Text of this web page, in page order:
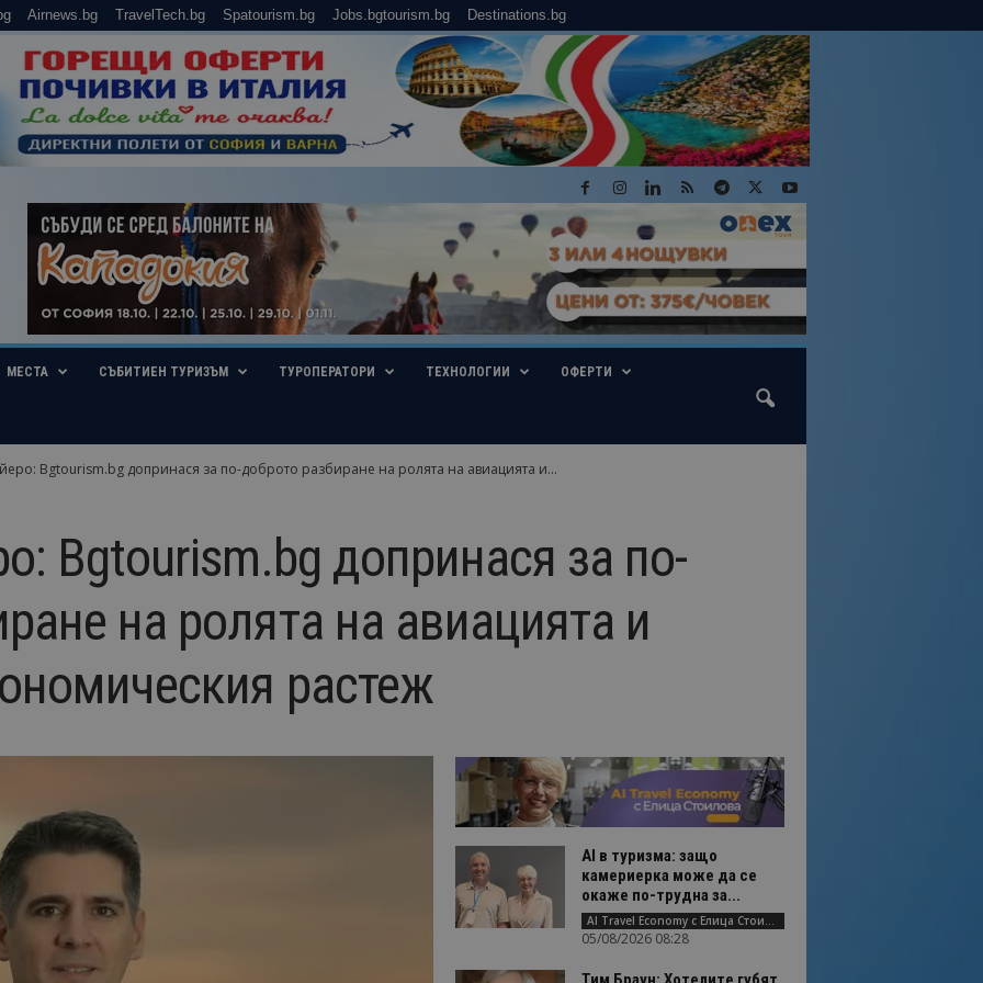
Airnews.bg TravelTech.bg Spatourism.bg Jobs.bgtourism.bg Destinations.bg
МЕСТА СЪБИТИЕН ТУРИЗЪМ ТУРОПЕРАТОРИ ТЕХНОЛОГИИ ОФЕРТИ
Bgtourism.bg допринася за по-доброто разбиране на ролята на авиацията и...
Bgtourism.bg допринася за по-
на ролята на авиацията и
растеж
AI в туризма: защо
камериерка може да се
окаже по-трудна за...
AI Travel Economy с Елица Стоилова
05/08/2026 08:28